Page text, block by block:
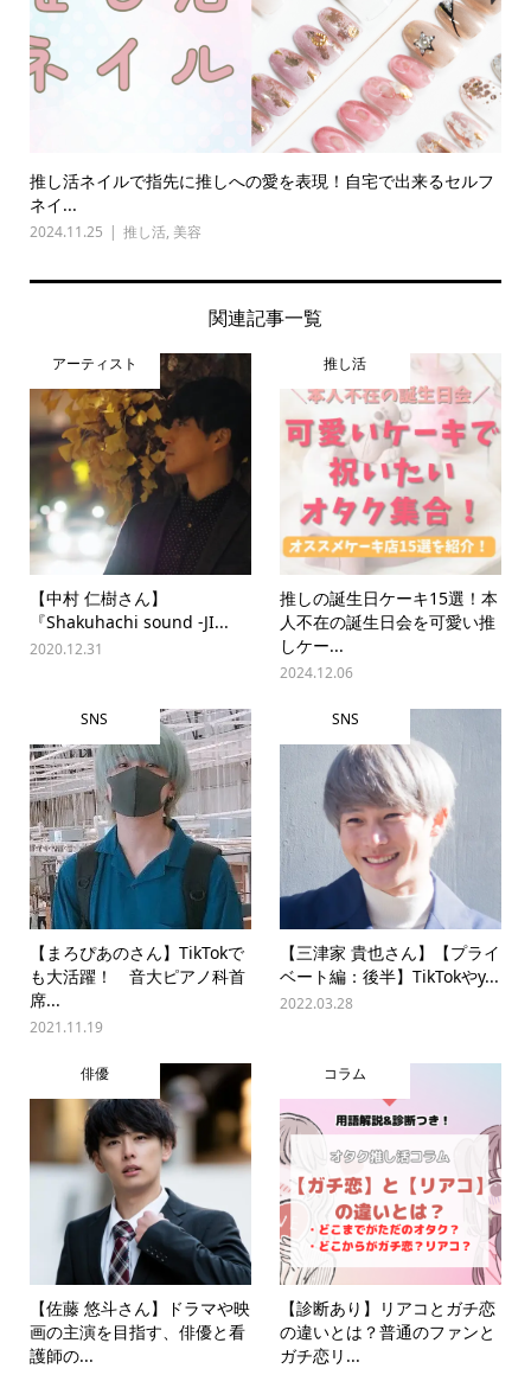
推し活ネイルで指先に推しへの愛を表現！自宅で出来るセルフ
ネイ...
2024.11.25 推し活, 美容
関連記事一覧
アーティスト
【中村 仁樹さん】
『Shakuhachi sound -JI...
2020.12.31
推し活
推しの誕生日ケーキ15選！本
人不在の誕生日会を可愛い推
しケー...
2024.12.06
SNS
【まろぴあのさん】TikTokで
も大活躍！ 音大ピアノ科首
席...
2021.11.19
SNS
【三津家 貴也さん】【プライ
ベート編：後半】TikTokやy...
2022.03.28
俳優
【佐藤 悠斗さん】ドラマや映
画の主演を目指す、俳優と看
護師の...
コラム
【診断あり】リアコとガチ恋
の違いとは？普通のファンと
ガチ恋リ...